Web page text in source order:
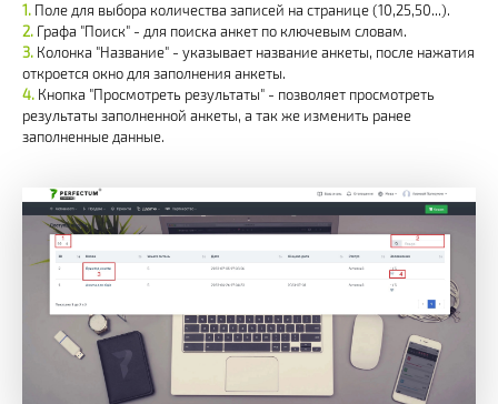
Поле для выбора количества записей на странице (10,25,50...).
Графа "Поиск" - для поиска анкет по ключевым словам.
Колонка "Название" - указывает название анкеты, после нажатия
откроется окно для заполнения анкеты.
Кнопка "Просмотреть результаты" - позволяет просмотреть
результаты заполненной анкеты, а так же изменить ранее
заполненные данные.